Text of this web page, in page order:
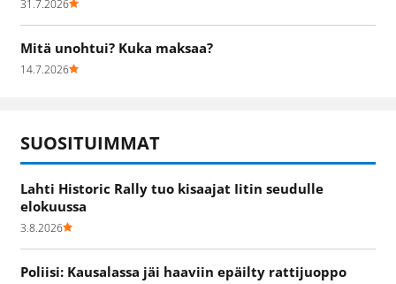
31.7.2026
Mitä unohtui? Kuka maksaa?
14.7.2026
SUOSITUIMMAT
Lahti Historic Rally tuo kisaajat Iitin seudulle
elokuussa
3.8.2026
Poliisi: Kausalassa jäi haaviin epäilty rattijuoppo